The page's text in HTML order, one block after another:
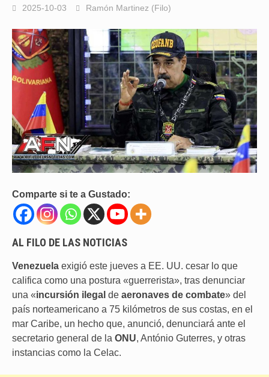
2025-10-03 Ramón Martinez (Filo)
Comparte si te a Gustado:
AL FILO DE LAS NOTICIAS
Venezuela exigió este jueves a EE. UU. cesar lo que
califica como una postura «guerrerista», tras denunciar
una «incursión ilegal de aeronaves de combate» del
país norteamericano a 75 kilómetros de sus costas, en el
mar Caribe, un hecho que, anunció, denunciará ante el
secretario general de la ONU, António Guterres, y otras
instancias como la Celac.